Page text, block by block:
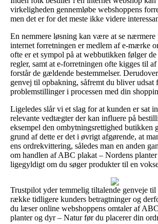
virkeligheden gennemløbe webshoppens
men det er for det meste ikke videre
En nemmere løsning kan være at se
internet forretningen er medlem af e-mærke
ofte er et sympol på at webbutikken følger
regler, samt at e-forretningen ofte kigges til af
forstår de gældende bestemmelser.
genvej til opbakning, såfremt du bliver udsat
problemstillinger i processen med din
Ligeledes slår vi et slag for at kunden er sat
relevante vedtægter der kan influere på
eksempel den ombytningsrettighed butikken
grund af dette er det i øvrigt afgørende, at
ens ordrekvittering, således man en anden
om handlen af ABC plakat – Nordens
ligegyldigt om du søger produkter til en
Trustpilot yder temmelig tiltalende genveje til
række tidligere kunders betragtninger og
du læser online webshoppens omtaler af
planter og dyr – Natur før du placerer din